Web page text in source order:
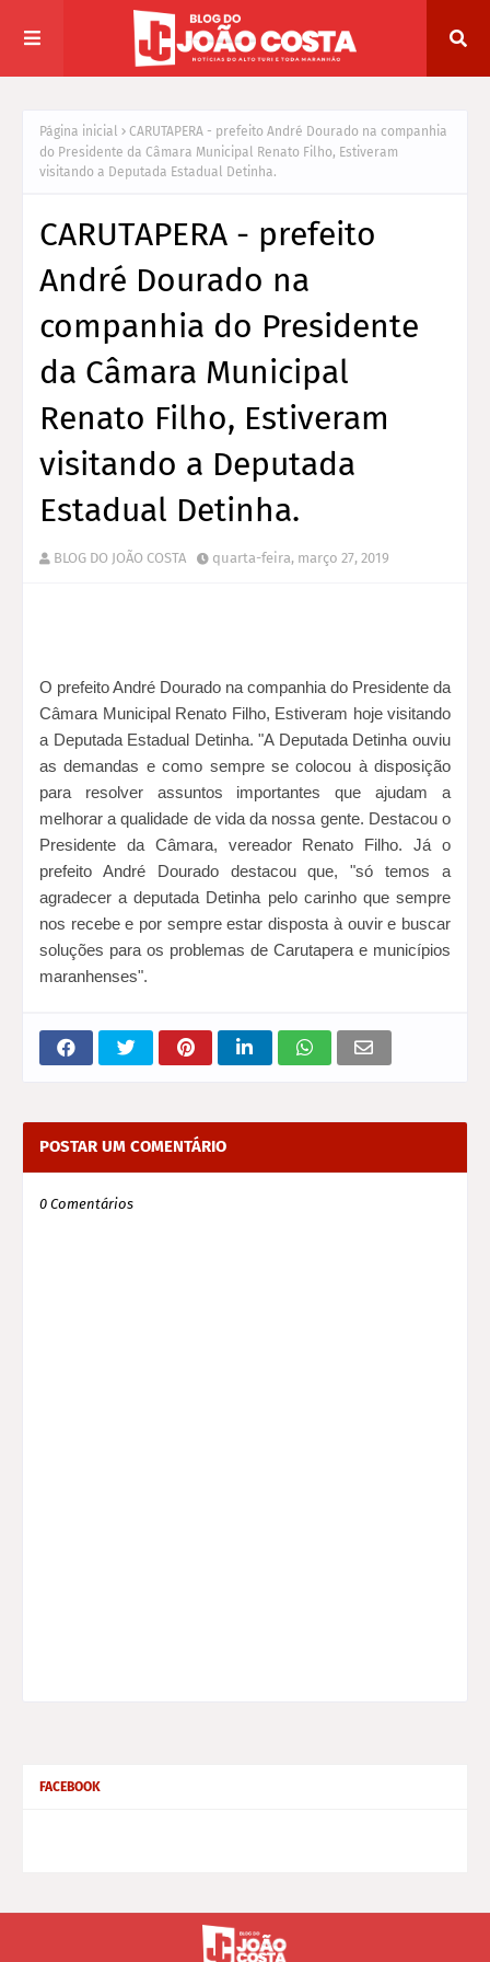
Página inicial
CARUTAPERA - prefeito André Dourado na companhia
do Presidente da Câmara Municipal Renato Filho, Estiveram
visitando a Deputada Estadual Detinha.
CARUTAPERA - prefeito
André Dourado na
companhia do Presidente
da Câmara Municipal
Renato Filho, Estiveram
visitando a Deputada
Estadual Detinha.
BLOG DO JOÃO COSTA quarta-feira, março 27, 2019
O prefeito André Dourado na companhia do Presidente da
Câmara Municipal Renato Filho, Estiveram hoje visitando
a Deputada Estadual Detinha. "A Deputada Detinha ouviu
as demandas e como sempre se colocou à disposição
para resolver assuntos importantes que ajudam a
melhorar a qualidade de vida da nossa gente. Destacou o
Presidente da Câmara, vereador Renato Filho. Já o
prefeito André Dourado destacou que, "só temos a
agradecer a deputada Detinha pelo carinho que sempre
nos recebe e por sempre estar disposta à ouvir e buscar
soluções para os problemas de Carutapera e municípios
maranhenses".
POSTAR UM COMENTÁRIO
0 Comentários
FACEBOOK